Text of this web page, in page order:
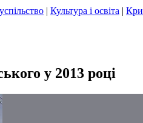
| Культура і освіта |
у 2013 році